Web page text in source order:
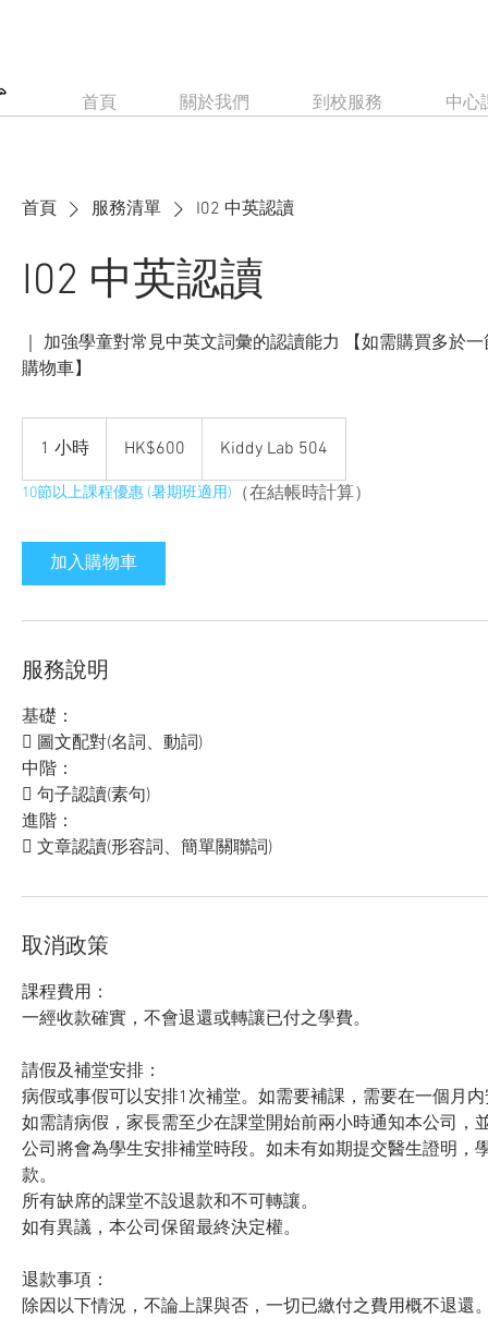
首頁 關於我們 到校服務 中心
首頁 服務清單 I02 中英認讀
I02 中英認讀
｜ 加強學童對常見中英文詞彙的認讀能力 【如需購買多於
購物車】
1 小時
小
KongHK$600 Kiddy Lab 504
10節以上課程優惠 (暑期班適用) （在結帳時計算）
加入購物車
服務說明
基礎：
 圖文配對(名詞、動詞)
中階：
 句子認讀(素句)
進階：
 文章認讀(形容詞、簡單關聯詞)
取消政策
課程費用：
一經收款確實，不會退還或轉讓已付之學費。
請假及補堂安排：
病假或事假可以安排1次補堂。如需要補課，需要在一個月
如需請病假，家長需至少在課堂開始前兩小時通知本公司，
公司將會為學生安排補堂時段。如未有如期提交醫生證明，
款。
所有缺席的課堂不設退款和不可轉讓。
如有異議，本公司保留最終決定權。
退款事項：
除因以下情況，不論上課與否，一切已繳付之費用概不退還